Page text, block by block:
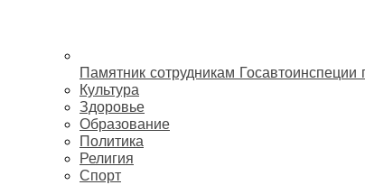
Памятник сотрудникам
Культура
Здоровье
Образование
Политика
Религия
Спорт